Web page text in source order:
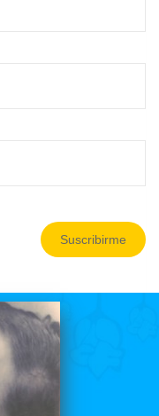
Suscribirme